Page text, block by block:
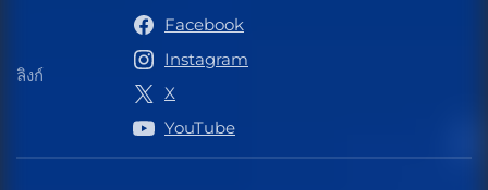
ลิงก์ ลิงก์
Facebook
Instagram
X
YouTube